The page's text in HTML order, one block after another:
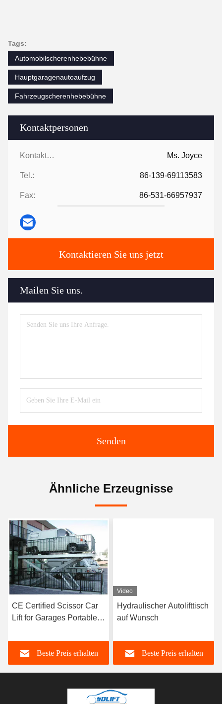
Kontaktpersonen
Kontaktpersonen: Ms. Joyce
Tel.: 86-139-69113583
Fax: 86-531-66957937
Kontaktieren Sie uns jetzt
Mailen Sie uns.
Senden
Tags:
Automobilscherenhebebühne
Hauptgaragenautoaufzug
Fahrzeugscherenhebebühne
Ähnliche Erzeugnisse
Video
Hydraulischer Autolifttisch
auf Wunsch
Beste Preis erhalten
Video
Hydraulischer Scherelift
für den Parkplatz einer
Beste Preis erhalten